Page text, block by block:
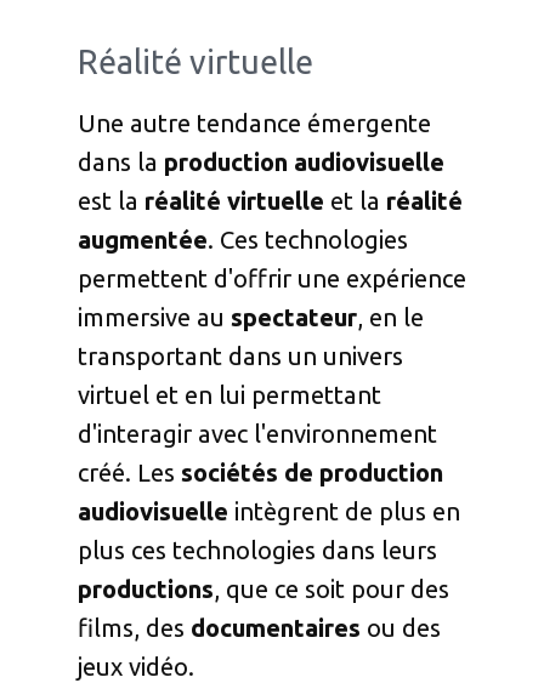
Réalité virtuelle
Une autre tendance émergente
dans la production audiovisuelle
est la réalité virtuelle et la réalité
augmentée. Ces technologies
permettent d'offrir une expérience
immersive au spectateur, en le
transportant dans un univers
virtuel et en lui permettant
d'interagir avec l'environnement
créé. Les sociétés de production
audiovisuelle intègrent de plus en
plus ces technologies dans leurs
productions, que ce soit pour des
films, des documentaires ou des
jeux vidéo.